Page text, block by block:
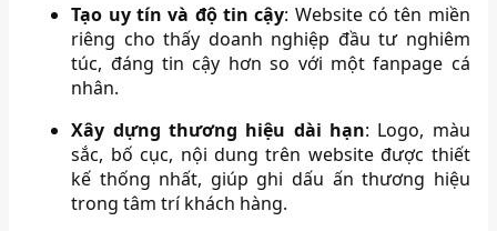
Tạo uy tín và độ tin cậy: Website có tên miền
riêng cho thấy doanh nghiệp đầu tư nghiêm
túc, đáng tin cậy hơn so với một fanpage cá
nhân.
Xây dựng thương hiệu dài hạn: Logo, màu
sắc, bố cục, nội dung trên website được thiết
kế thống nhất, giúp ghi dấu ấn thương hiệu
trong tâm trí khách hàng.